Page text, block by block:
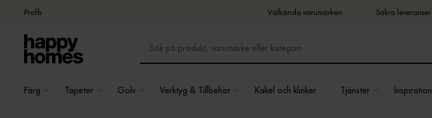
Proffs Välkända varumärken Säkra leveranser
Färg Tapeter Golv Verktyg & Tillbehör Kakel och klinker Tjänster Inspiration